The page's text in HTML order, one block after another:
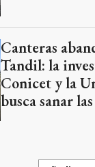
Canteras
Tandil: la
Conicet y la
busca sanar